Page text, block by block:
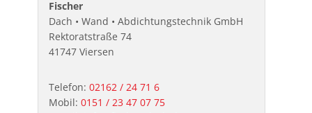
Fischer
Dach • Wand • Abdichtungstechnik GmbH
Rektoratstraße 74
41747 Viersen
Telefon:02162 / 24 71 6
Mobil:0151 / 23 47 07 75